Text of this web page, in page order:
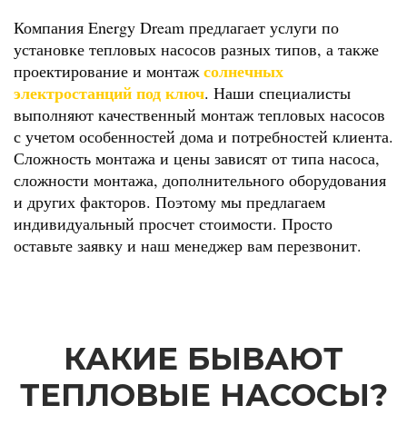
Компания Energy Dream предлагает услуги по
установке тепловых насосов разных типов, а также
проектирование и монтажсолнечных
электростанций под ключ. Наши специалисты
выполняют качественный монтаж тепловых насосов
с учетом особенностей дома и потребностей клиента.
Сложность монтажа и цены зависят от типа насоса,
сложности монтажа, дополнительного оборудования
и других факторов. Поэтому мы предлагаем
индивидуальный просчет стоимости. Просто
оставьте заявку и наш менеджер вам перезвонит.
КАКИЕ БЫВАЮТ
ТЕПЛОВЫЕ НАСОСЫ?